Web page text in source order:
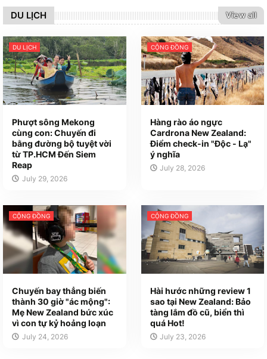
DU LỊCH View all
DU LỊCH
Phượt sông Mekong
cùng con: Chuyến đi
bằng đường bộ tuyệt vời
từ TP.HCM Đến Siem
Reap
July 29, 2026
CỘNG ĐỒNG
Hàng rào áo ngực
Cardrona New Zealand:
Điểm check-in "Độc - Lạ"
ý nghĩa
July 28, 2026
CỘNG ĐỒNG
Chuyến bay thẳng biến
thành 30 giờ "ác mộng":
Mẹ New Zealand bức xúc
vì con tự kỷ hoảng loạn
July 24, 2026
CỘNG ĐỒNG
Hài hước những review 1
sao tại New Zealand: Bảo
tàng lắm đồ cũ, biển thì
quá Hot!
July 23, 2026